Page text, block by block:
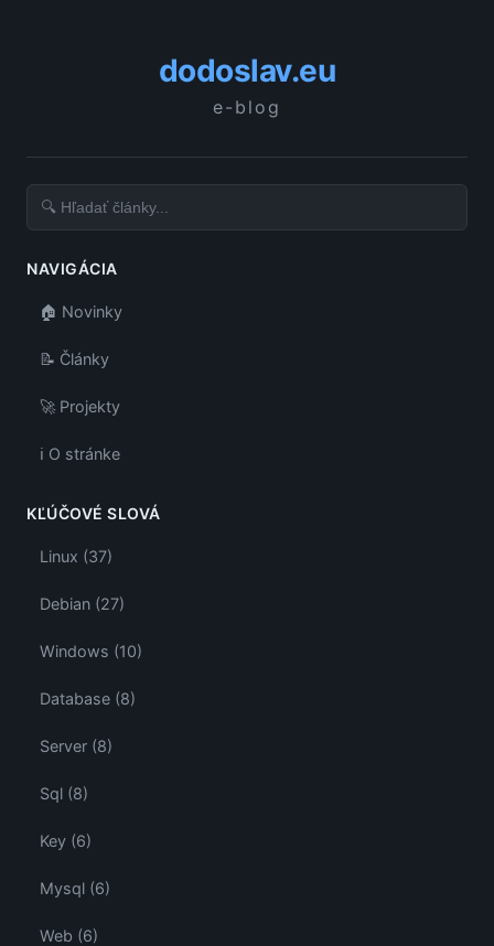
dodoslav.eu
e-blog
NAVIGÁCIA
🏠 Novinky
📝 Články
🚀 Projekty
ℹ️ O stránke
KĽÚČOVÉ SLOVÁ
Linux (37)
Debian (27)
Windows (10)
Database (8)
Server (8)
Sql (8)
Key (6)
Mysql (6)
Web (6)